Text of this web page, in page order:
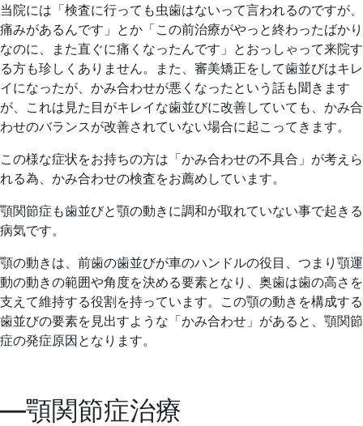
当院には「検査に行っても虫歯はないって言われるのですが、
痛みがあるんです」とか「この前治療がやっと終わったばかり
なのに、また直ぐに痛くなったんです」とおっしゃって来院す
る方も珍しくありません。また、審美矯正をして歯並びはキレ
イになったが、かみ合わせが悪くなったという話も聞きます
が、これは見た目がキレイな歯並びに改善していても、かみ合
わせのバランスが改善されていない場合に起こってきます。
この様な症状をお持ちの方は「かみ合わせの不具合」が考えら
れる為、かみ合わせの検査をお薦めしています。
顎関節症も歯並びと顎の動きに調和が取れていない事で起きる
病気です。
顎の動きは、前歯の歯並びが車のハンドルの役目、つまり顎運
動の動きの範囲や角度を決める要素となり、奥歯は歯の高さを
支えて維持する役割を持っています。この顎の動きを構成する
歯並びの要素を見出すような「かみ合わせ」があると、顎関節
症の発症原因となります。
―顎関節症治療